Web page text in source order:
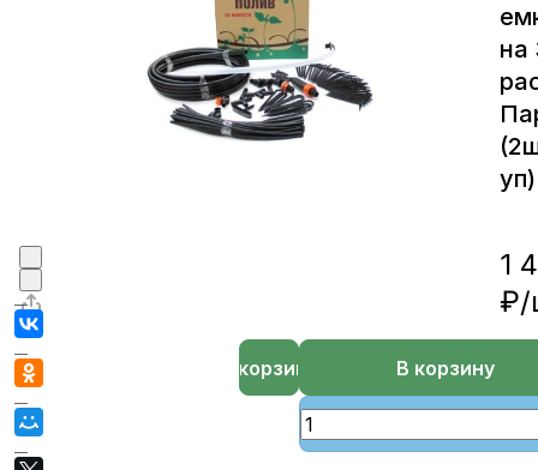
на
уп)
1
₽/
В корзину
В корзине